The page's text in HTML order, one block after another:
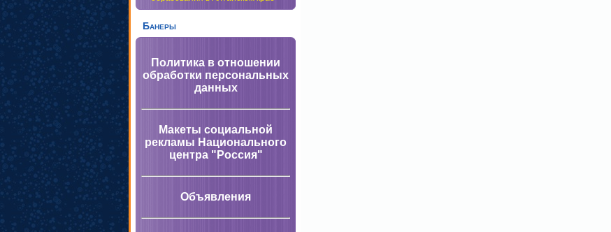
Банеры
Политика в отношении
обработки персональных
данных
Макеты социальной
рекламы Национального
центра "Россия"
Объявления